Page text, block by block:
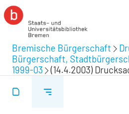
Bremische Bürgerschaft
Bürgerschaft,
1999-03
(14.4.2003)